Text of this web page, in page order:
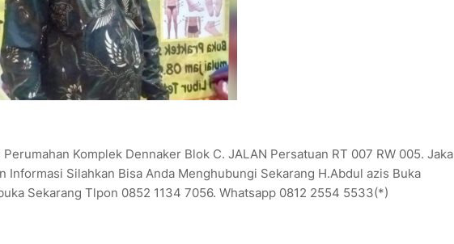
Komplek Dennaker Blok C. JALAN Persatuan RT 007 RW 005. Jaka
Informasi Silahkan Bisa Anda Menghubungi Sekarang H.Abdul azis Buka
Sekarang Tlpon 0852 1134 7056. Whatsapp 0812 2554 5533(*)